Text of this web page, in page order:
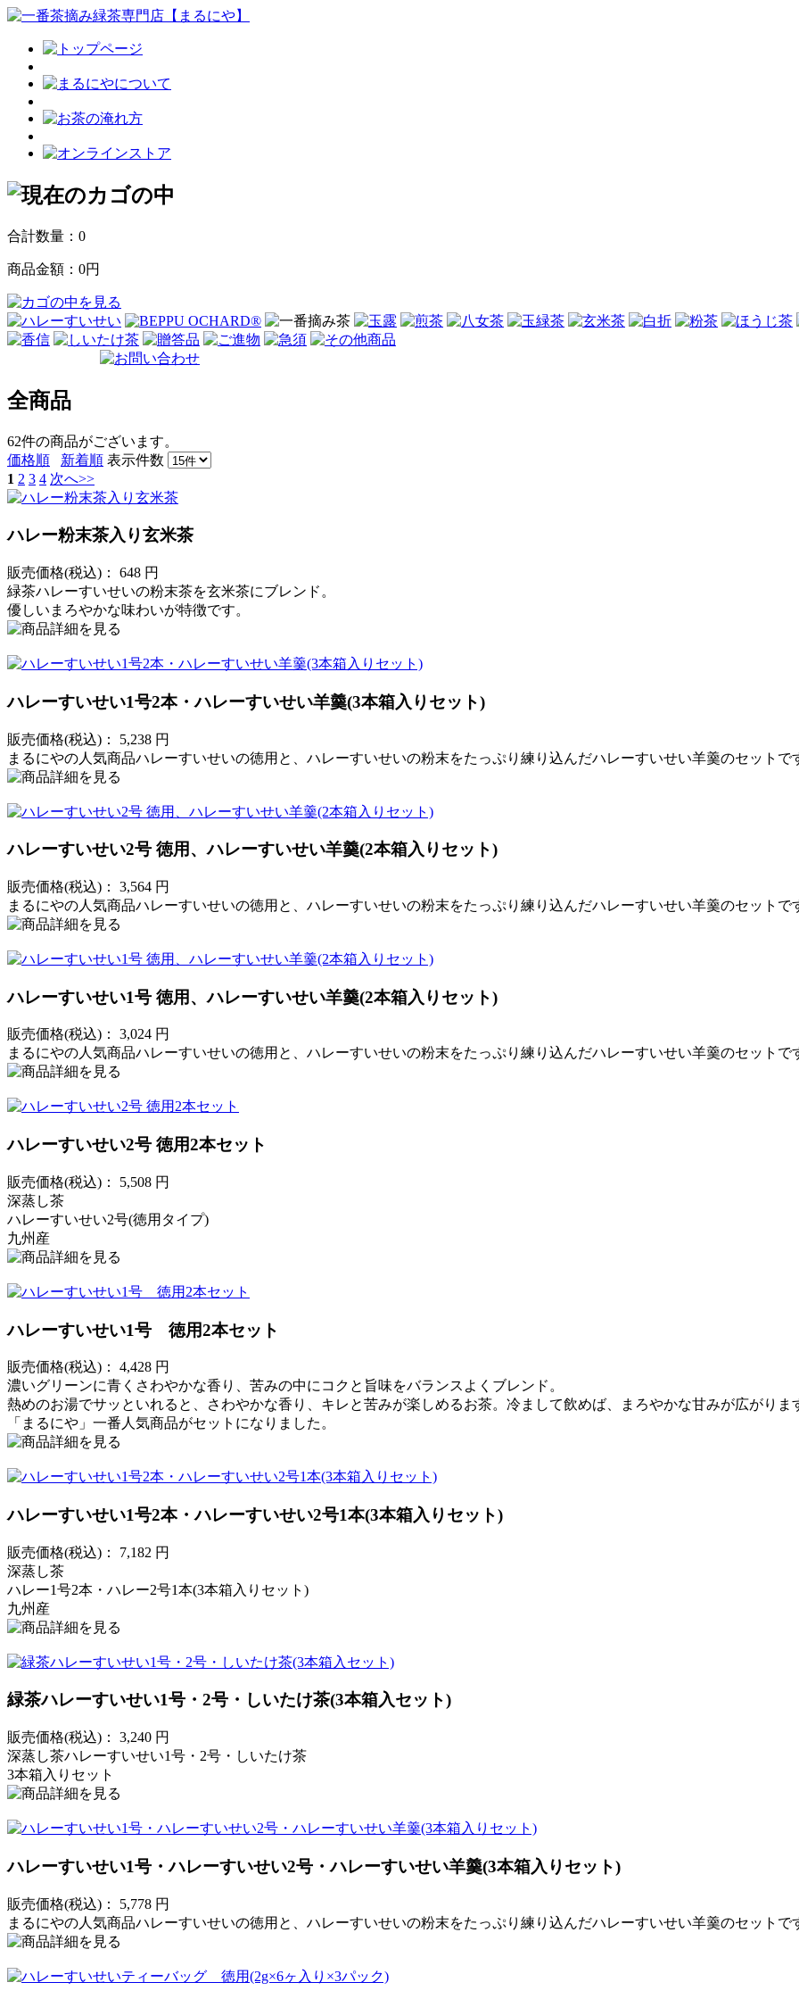
合計数量： 0
商品金額： 0円
全商品
62件の商品がございます。
価格順
新着順 表示件数
1 2 3 4 次へ>>
ハレー粉末茶入り玄米茶
販売価格(税込)： 648 円
緑茶ハレーすいせいの粉末茶を玄米茶にブレンド。
優しいまろやかな味わいが特徴です。
ハレーすいせい1号2本・ハレーすいせい羊羹(3本箱入りセット)
販売価格(税込)： 5,238 円
まるにやの人気商品ハレーすいせいの徳用と、ハレーすいせいの粉末をたっぷり練り込んだハレーすいせい羊羹のセットで
ハレーすいせい2号 徳用、ハレーすいせい羊羹(2本箱入りセット)
販売価格(税込)： 3,564 円
まるにやの人気商品ハレーすいせいの徳用と、ハレーすいせいの粉末をたっぷり練り込んだハレーすいせい羊羹のセットで
ハレーすいせい1号 徳用、ハレーすいせい羊羹(2本箱入りセット)
販売価格(税込)： 3,024 円
まるにやの人気商品ハレーすいせいの徳用と、ハレーすいせいの粉末をたっぷり練り込んだハレーすいせい羊羹のセットで
ハレーすいせい2号 徳用2本セット
販売価格(税込)： 5,508 円
深蒸し茶
ハレーすいせい2号(徳用タイプ)
九州産
ハレーすいせい1号 徳用2本セット
販売価格(税込)： 4,428 円
濃いグリーンに青くさわやかな香り、苦みの中にコクと旨味をバランスよくブレンド。
熱めのお湯でサッといれると、さわやかな香り、キレと苦みが楽しめるお茶。冷まして飲めば、まろやかな甘みが広がりま
「まるにや」一番人気商品がセットになりました。
ハレーすいせい1号2本・ハレーすいせい2号1本(3本箱入りセット)
販売価格(税込)： 7,182 円
深蒸し茶
ハレー1号2本・ハレー2号1本(3本箱入りセット)
九州産
緑茶ハレーすいせい1号・2号・しいたけ茶(3本箱入セット)
販売価格(税込)： 3,240 円
深蒸し茶ハレーすいせい1号・2号・しいたけ茶
3本箱入りセット
ハレーすいせい1号・ハレーすいせい2号・ハレーすいせい羊羹(3本箱入りセット)
販売価格(税込)： 5,778 円
まるにやの人気商品ハレーすいせいの徳用と、ハレーすいせいの粉末をたっぷり練り込んだハレーすいせい羊羹のセットで